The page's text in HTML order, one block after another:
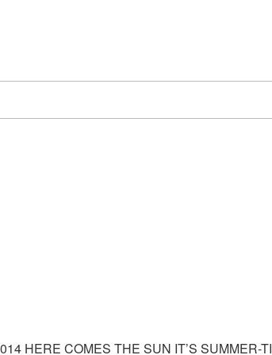
HERE COMES THE SUN IT’S